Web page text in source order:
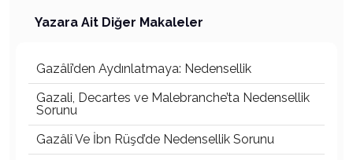
Yazara Ait Diğer Makaleler
Gazâlî’den Aydınlatmaya: Nedensellik
Gazali, Decartes ve Malebranche’ta Nedensellik
Sorunu
Gazâlî Ve İbn Rüşd’de Nedensellik Sorunu